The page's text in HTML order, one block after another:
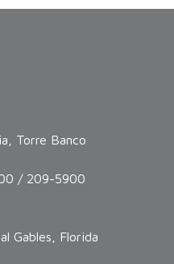
Torre Banco
/ 209-5900
Gables, Florida